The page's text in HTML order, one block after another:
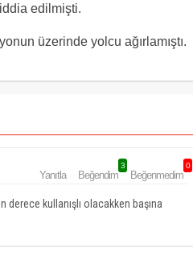
iddia edilmişti.
üzerinde yolcu ağırlamıştı.
Yanıtla Beğendim
3
Beğenmedim
0
kullanışlı olacakken başına